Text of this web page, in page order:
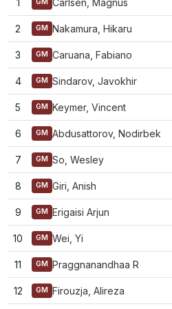
1 Carlsen, Magnus
2 GM Nakamura, Hikaru
3 GM Caruana, Fabiano
4 GM Sindarov, Javokhir
5 GM Keymer, Vincent
6 GM Abdusattorov, Nodirbek
7 GM So, Wesley
8 GM Giri, Anish
9 GM Erigaisi Arjun
10 GM Wei, Yi
11 GM Praggnanandhaa R
12 GM Firouzja, Alireza